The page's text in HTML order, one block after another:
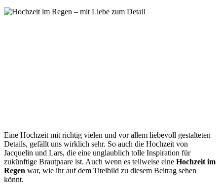
Eine Hochzeit mit richtig vielen und vor allem liebevoll gestalteten
Details, gefällt uns wirklich sehr. So auch die Hochzeit von
Jacquelin und Lars, die eine unglaublich tolle Inspiration für
zukünftige Brautpaare ist. Auch wenn es teilweise eine Hochzeit im
Regen war, wie ihr auf dem Titelbild zu diesem Beitrag sehen
könnt.